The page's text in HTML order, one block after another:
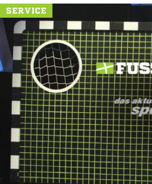
SERVICE